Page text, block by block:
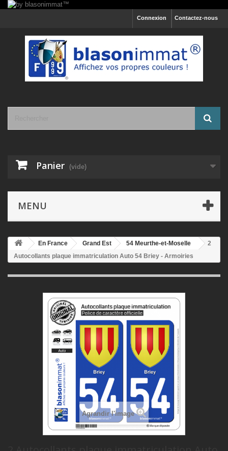
Contactez-nous
Connexion
Panier (vide)
MENU
En France Grand Est 54 Meurthe-et-Moselle
2
Autocollants plaque immatriculation Auto 54 Briey - Armoiries
Agrandir l'image